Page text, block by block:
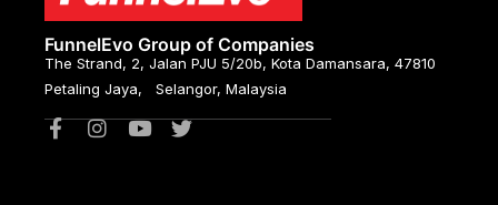
FunnelEvo Group of Companies
The Strand, 2, Jalan PJU 5/20b, Kota Damansara, 47810
Petaling Jaya, Selangor, Malaysia